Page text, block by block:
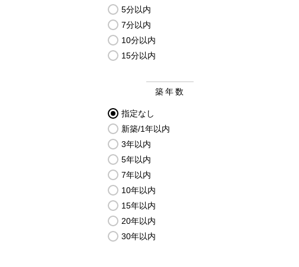
5分以内
7分以内
10分以内
15分以内
築年数
指定なし
新築/1年以内
3年以内
5年以内
7年以内
10年以内
15年以内
20年以内
30年以内